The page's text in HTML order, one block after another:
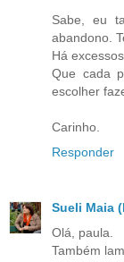
Sabe, eu
abandono.
Há
Que cada
escolher
Carinho.
Responder
Sueli Maia
Olá, paula.
Também